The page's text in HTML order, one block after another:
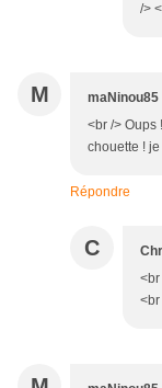
/>
M maNinou85
<br /> Oups
chouette !
Répondre
C
<br
<br